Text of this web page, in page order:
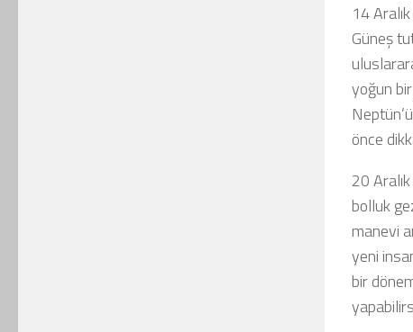
14
Güneş
yoğun
önce
20
bolluk
manevi
yeni
bir